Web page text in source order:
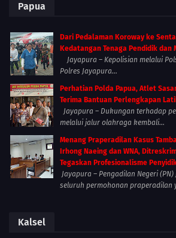
Papua
Dari Pedalaman Koroway ke
Kedatangan Tenaga Pendidik dan
Jayapura – Kepolisian melalui
Polres Jayapura...
Perhatian Polda Papua, Atlet
Terima Bantuan Perlengkapan
Jayapura – Dukungan terhadap
melalui jalur olahraga kembali...
Menang Praperadilan Kasus
Irhong Naeing dan WNA,
Tegaskan Profesionalisme
Jayapura – Pengadilan Negeri
seluruh permohonan praperadilan
Kalsel